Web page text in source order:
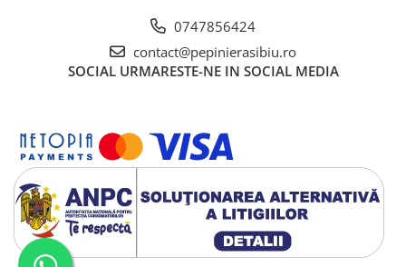
0747856424
contact@pepinierasibiu.ro
SOCIAL URMARESTE-NE IN SOCIAL MEDIA